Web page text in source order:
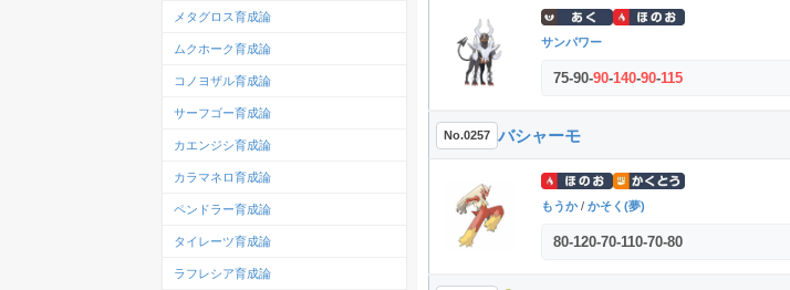
サンパワー
75-90-90-140-90-115
No.0257 バシャーモ
もうか/ かそく(夢)
80-120-70-110-70-80
メタグロス育成論
ムクホーク育成論
コノヨザル育成論
サーフゴー育成論
カエンジシ育成論
カラマネロ育成論
ペンドラー育成論
タイレーツ育成論
ラフレシア育成論